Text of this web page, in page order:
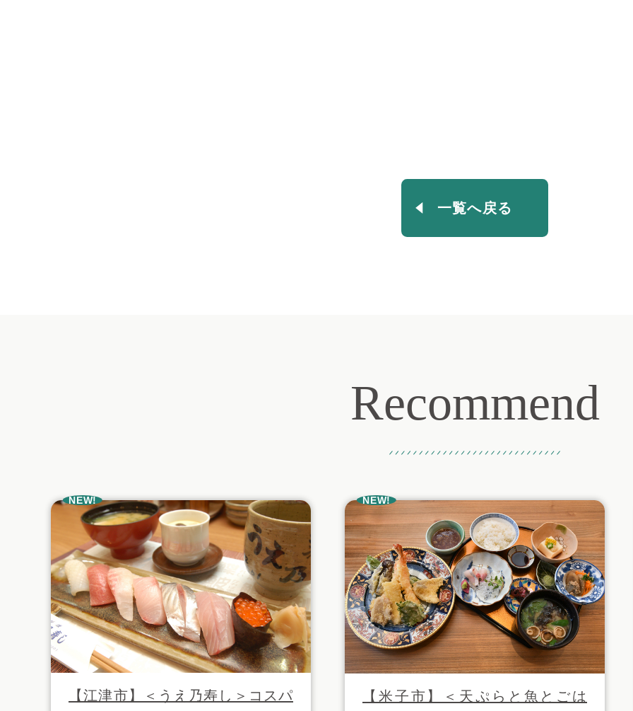
一覧へ戻る
Recommend
NEW!
【江津市】＜うえ乃寿し＞コスパ
NEW!
【米子市】＜天ぷらと魚とごは